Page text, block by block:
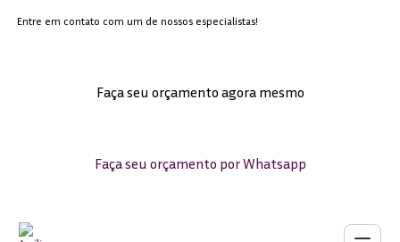
Entre em contato com um de nossos especialistas!
Faça seu orçamento agora mesmo
Faça seu orçamento por Whatsapp